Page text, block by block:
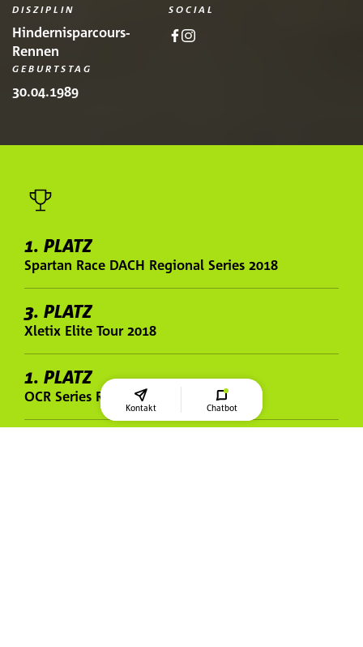
DISZIPLIN
Hindernisparcours-
Rennen
SOCIAL
GEBURTSTAG
30.04.1989
1. PLATZ
Spartan Race DACH Regional Series 2018
3. PLATZ
Xletix Elite Tour 2018
1. PLATZ
OCR Series Ranking 2017/2018
Kontakt Chatbot